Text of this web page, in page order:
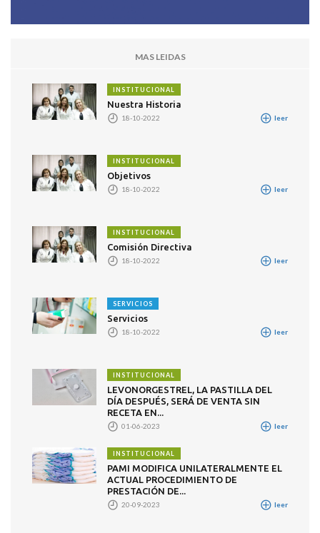
MAS LEIDAS
INSTITUCIONAL
Nuestra Historia
18-10-2022 leer
INSTITUCIONAL
Objetivos
18-10-2022 leer
INSTITUCIONAL
Comisión Directiva
18-10-2022 leer
SERVICIOS
Servicios
18-10-2022 leer
INSTITUCIONAL
LEVONORGESTREL, LA PASTILLA DEL
DÍA DESPUÉS, SERÁ DE VENTA SIN
RECETA EN...
01-06-2023 leer
INSTITUCIONAL
PAMI MODIFICA UNILATERALMENTE EL
ACTUAL PROCEDIMIENTO DE
PRESTACIÓN DE...
20-09-2023 leer